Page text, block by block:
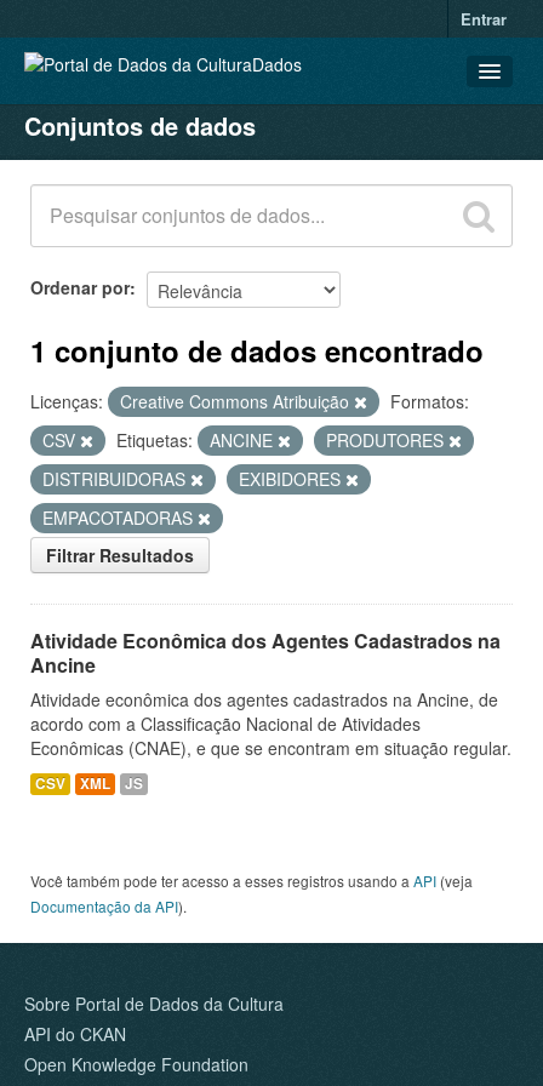
Entrar
CONJUNTOS DE DADOS
ORGANIZAÇÕES
GRUPOS
SOBRE
Conjuntos de dados
Ordenar por
1 conjunto de dados encontrado
Licenças: Creative Commons Atribuição
Formatos:
CSV
Etiquetas: ANCINE
PRODUTORES
DISTRIBUIDORAS
EXIBIDORES
EMPACOTADORAS
Filtrar Resultados
Atividade Econômica dos Agentes Cadastrados na
Ancine
Atividade econômica dos agentes cadastrados na Ancine, de
acordo com a Classificação Nacional de Atividades
Econômicas (CNAE), e que se encontram em situação regular.
CSV XML JS
Você também pode ter acesso a esses registros usando a API (veja
Documentação da API).
Sobre Portal de Dados da Cultura
API do CKAN
Open Knowledge Foundation